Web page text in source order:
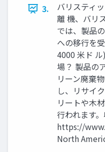
3.
バリスティ
離 機、バリ
では、製品
への移行を
4000 米ド
場？ 製品の
リーン廃棄
し、リサイ
リートや木
行われます
https://
North